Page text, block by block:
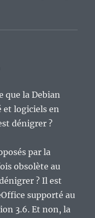
que la Debian
et logiciels en
dénigrer ?
par la
obsolète au
? Il est
supporté au
3.6. Et non, la